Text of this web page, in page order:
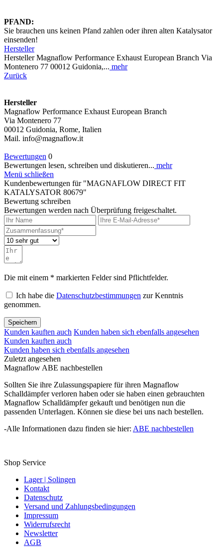
PFAND:
Sie brauchen uns keinen Pfand zahlen oder ihren alten Katalysator
einsenden!
Hersteller
Hersteller Magnaflow Performance Exhaust European Branch Via
Montenero 77 00012 Guidonia,... mehr
Zurück
Hersteller
Magnaflow Performance Exhaust European Branch
Via Montenero 77
00012 Guidonia, Rome, Italien
Mail. info@magnaflow.it
Bewertungen 0
Bewertungen lesen, schreiben und diskutieren... mehr
Menü schließen
Kundenbewertungen für "MAGNAFLOW DIRECT FIT
KATALYSATOR 80679"
Bewertung schreiben
Bewertungen werden nach Überprüfung freigeschaltet.
Die mit einem * markierten Felder sind Pflichtfelder.
Ich habe die Datenschutzbestimmungen zur Kenntnis
genommen.
Speichern
Kunden kauften auch Kunden haben sich ebenfalls angesehen
Kunden kauften auch
Kunden haben sich ebenfalls angesehen
Zuletzt angesehen
Magnaflow ABE nachbestellen
Sollten Sie ihre Zulassungspapiere für ihren Magnaflow
Schalldämpfer verloren haben oder sie haben einen gebrauchten
Magnaflow Schalldämpfer gekauft und benötigen nun die
passenden Unterlagen. Können sie diese bei uns nach bestellen.
-Alle Informationen dazu finden sie hier: ABE nachbestellen
Shop Service
Lager | Solingen
Kontakt
Datenschutz
Versand und Zahlungsbedingungen
Impressum
Widerrufsrecht
Newsletter
AGB